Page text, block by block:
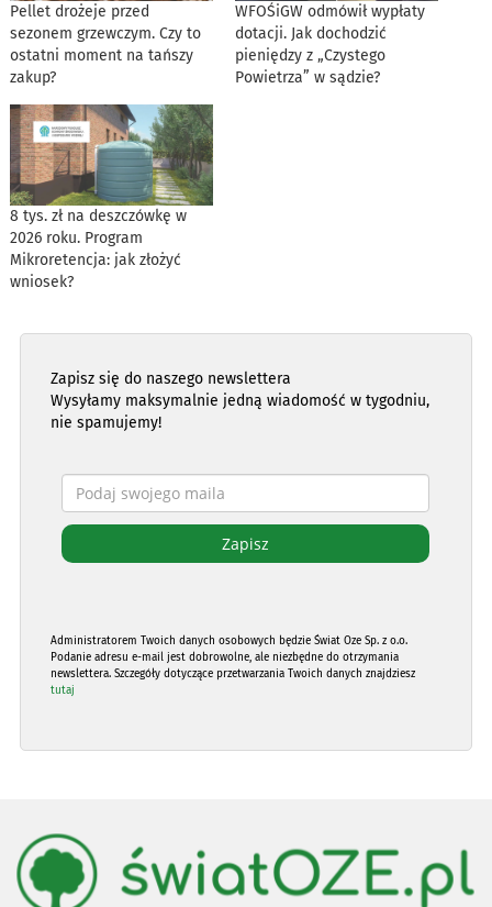
Pellet drożeje przed
sezonem grzewczym. Czy to
ostatni moment na tańszy
zakup?
WFOŚiGW odmówił wypłaty
dotacji. Jak dochodzić
pieniędzy z „Czystego
Powietrza” w sądzie?
8 tys. zł na deszczówkę w
2026 roku. Program
Mikroretencja: jak złożyć
wniosek?
Zapisz się do naszego newslettera
Wysyłamy maksymalnie jedną wiadomość w tygodniu,
nie spamujemy!
Administratorem Twoich danych osobowych będzie Świat Oze Sp. z o.o.
Podanie adresu e-mail jest dobrowolne, ale niezbędne do otrzymania
newslettera. Szczegóły dotyczące przetwarzania Twoich danych znajdziesz
tutaj